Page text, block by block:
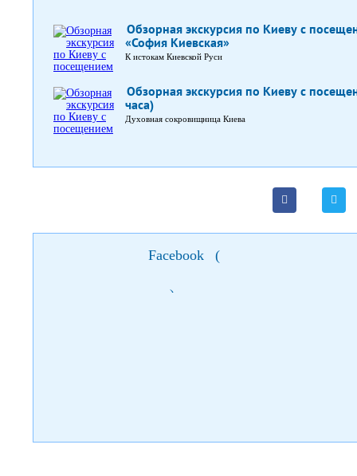
Обзорная экскурсия по Киеву с
«София Киевская»
К истокам Киевской Руси
Обзорная экскурсия по Киеву с
часа)
Духовная сокровищница Киева
Facebook (
)